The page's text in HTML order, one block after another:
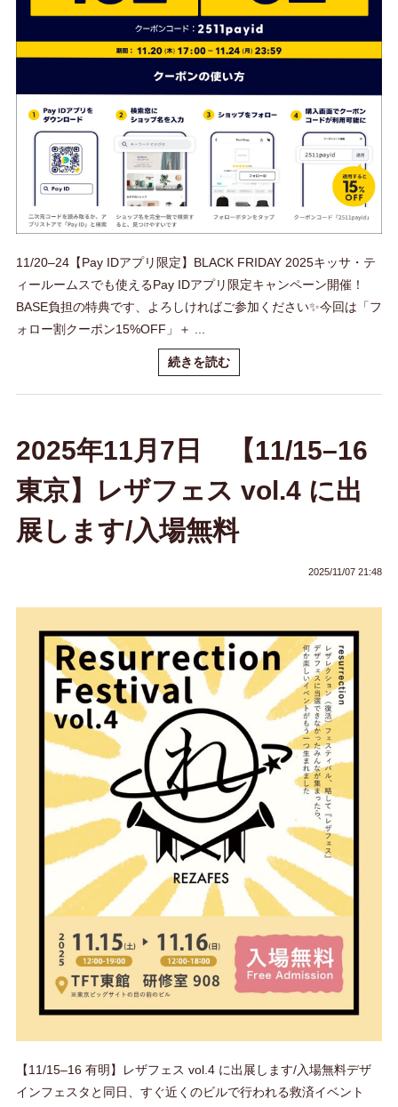
11/20–24【Pay IDアプリ限定】BLACK FRIDAY 2025キッサ・テ
ィールームスでも使えるPay IDアプリ限定キャンペーン開催！
BASE負担の特典です、よろしければご参加ください✨️今回は「フ
ォロー割クーポン15%OFF」＋ ...
続きを読む
2025年11月7日 【11/15–16
東京】レザフェス vol.4 に出
展します/入場無料
2025/11/07 21:48
【11/15–16 有明】レザフェス vol.4 に出展します/入場無料デザ
インフェスタと同日、すぐ近くのビルで行われる救済イベント